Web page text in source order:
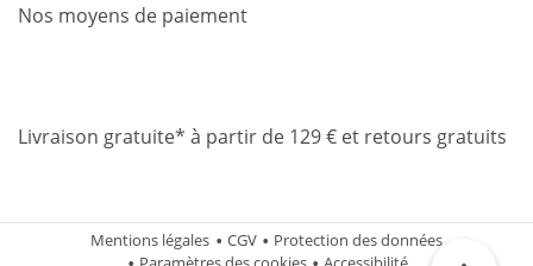
Nos moyens de paiement
Livraison gratuite* à partir de 129 € et retours gratuits
Mentions légales CGV
Protection des données